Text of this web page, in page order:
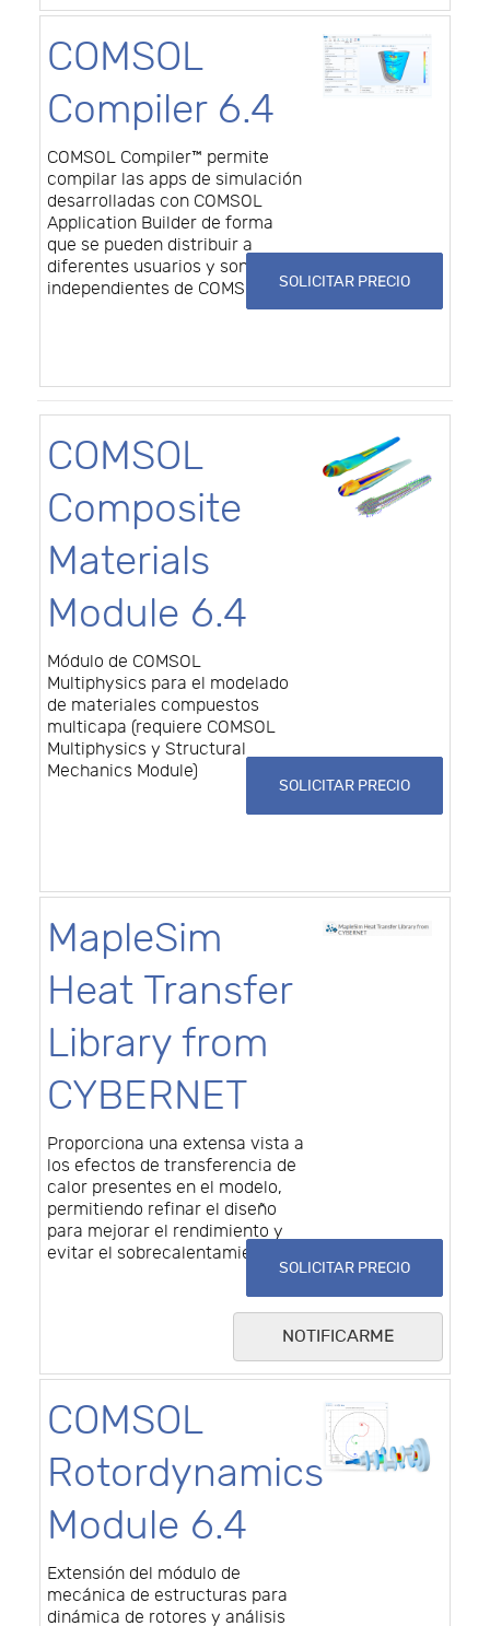
COMSOL
Compiler 6.4
COMSOL Compiler™ permite
compilar las apps de simulación
desarrolladas con COMSOL
Application Builder de forma
que se pueden distribuir a
diferentes usuarios y son
independientes de COMSOL.
SOLICITAR PRECIO
COMSOL
Composite
Materials
Module 6.4
Módulo de COMSOL
Multiphysics para el modelado
de materiales compuestos
multicapa (requiere COMSOL
Multiphysics y Structural
Mechanics Module)
SOLICITAR PRECIO
MapleSim
Heat Transfer
Library from
CYBERNET
Proporciona una extensa vista a
los efectos de transferencia de
calor presentes en el modelo,
permitiendo refinar el diseño
para mejorar el rendimiento y
evitar el sobrecalentamiento.
SOLICITAR PRECIO
NOTIFICARME
COMSOL
Rotordynamics
Module 6.4
Extensión del módulo de
mecánica de estructuras para
dinámica de rotores y análisis